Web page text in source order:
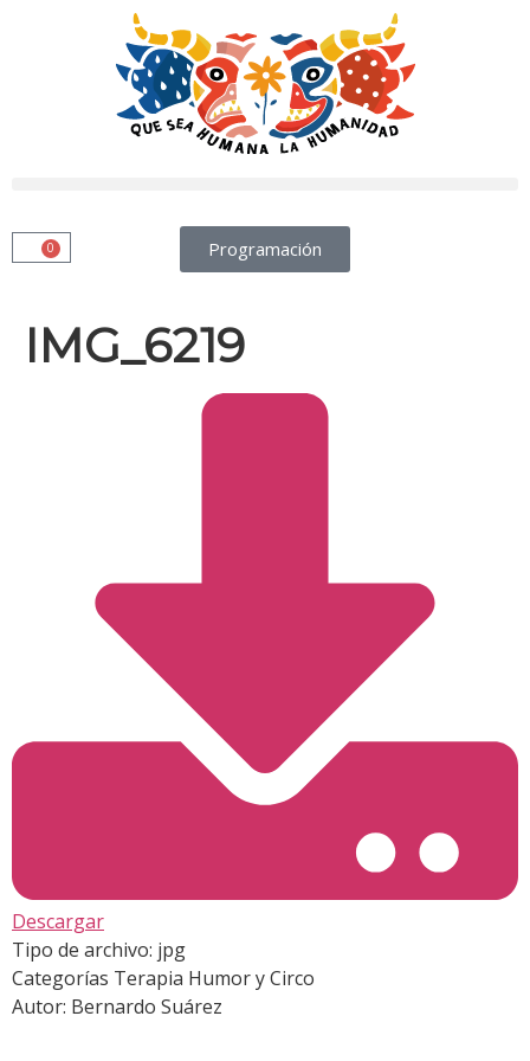
Programación
0
IMG_6219
Descargar
Tipo de archivo: jpg
Categorías Terapia Humor y Circo
Autor: Bernardo Suárez